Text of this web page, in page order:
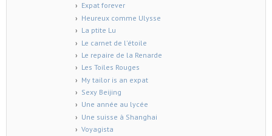
Expat forever
Heureux comme Ulysse
La ptite Lu
Le carnet de l'étoile
Le repaire de la Renarde
Les Toiles Rouges
My tailor is an expat
Sexy Beijing
Une année au lycée
Une suisse à Shanghai
Voyagista